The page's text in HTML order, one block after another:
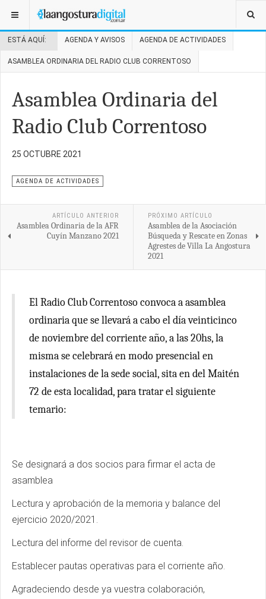
ESTÁ AQUÍ: AGENDA Y AVISOS AGENDA DE ACTIVIDADES
ASAMBLEA ORDINARIA DEL RADIO CLUB CORRENTOSO
Asamblea Ordinaria del
Radio Club Correntoso
25 OCTUBRE 2021
AGENDA DE ACTIVIDADES
ARTÍCULO ANTERIOR
Asamblea Ordinaria de la AFR
Cuyín Manzano 2021
PRÓXIMO ARTÍCULO
Asamblea de la Asociación
Búsqueda y Rescate en Zonas
Agrestes de Villa La Angostura
2021
El Radio Club Correntoso convoca a asamblea
ordinaria que se llevará a cabo el día veinticinco
de noviembre del corriente año, a las 20hs, la
misma se celebrará en modo presencial en
instalaciones de la sede social, sita en del Maitén
72 de esta localidad, para tratar el siguiente
temario:
Se designará a dos socios para firmar el acta de
asamblea
Lectura y aprobación de la memoria y balance del
ejercicio 2020/2021.
Lectura del informe del revisor de cuenta.
Establecer pautas operativas para el corriente año.
Agradeciendo desde ya vuestra colaboración,